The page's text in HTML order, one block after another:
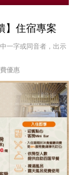
】住宿專案
一字或同音者，出示
優惠